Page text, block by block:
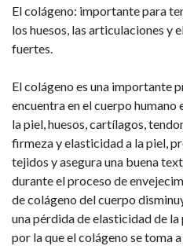
El colágeno: importante para
los huesos, las articulaciones y
fuertes.
El colágeno es una importante
encuentra en el cuerpo
la piel, huesos, cartílagos,
firmeza y elasticidad a la piel,
tejidos y asegura una buena
durante el proceso de
de colágeno del cuerpo
una pérdida de elasticidad de la
por la que el colágeno se toma